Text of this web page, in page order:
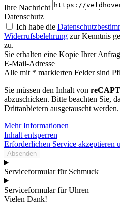
Ihre Nachricht
Datenschutz
Ich habe die
Widerrufsbelehrung zur Kenntnis
zu.
Sie erhalten eine Kopie Ihrer
E-Mail-Adresse
Alle mit * markierten Felder sind
Sie müssen den Inhalt von
abzuschicken. Bitte beachten Sie,
Drittanbietern ausgetauscht werden.
Mehr Informationen
Inhalt entsperren
Erforderlichen Service akzeptieren
Absenden
Serviceformular für Schmuck
Serviceformular für Uhren
Vielen Dank!